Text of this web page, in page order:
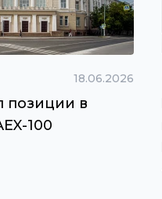
18.06.2026
позиции в
100